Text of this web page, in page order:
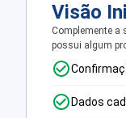
Visão
Complemente a
possui algum
Dados